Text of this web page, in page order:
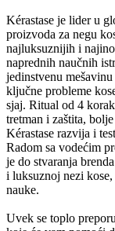
Kérastase je lider u
proizvoda za negu
najluksuznijih i
naprednih naučnih
jedinstvenu
ključne probleme
sjaj. Ritual od 4
tretman i zaštita,
Kérastase razvija i
Radom sa vodećim
je do stvaranja
i luksuznoj nezi
nauke.
Uvek se toplo